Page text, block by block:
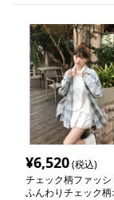
¥6,520(税込)
チェック柄ファッシ
ふんわりチェック柄